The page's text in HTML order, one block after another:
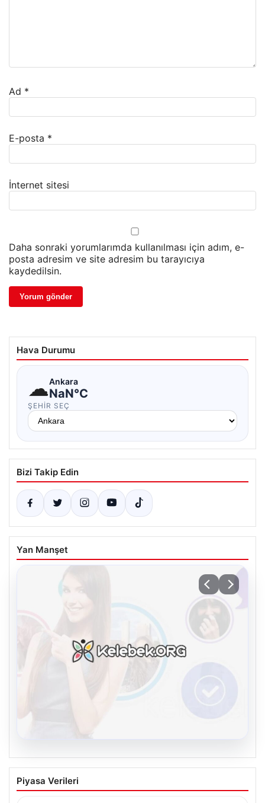
Ad *
E-posta *
İnternet sitesi
Daha sonraki yorumlarımda kullanılması için adım, e-
posta adresim ve site adresim bu tarayıcıya
kaydedilsin.
Hava Durumu
☁Ankara
NaN°C
ŞEHIR SEÇ
Bizi Takip Edin
Yan Manşet
Kelebek sohbet platformu İle Dijital
İletişimin Güvenli Adresi Ve Chat
Piyasa Verileri